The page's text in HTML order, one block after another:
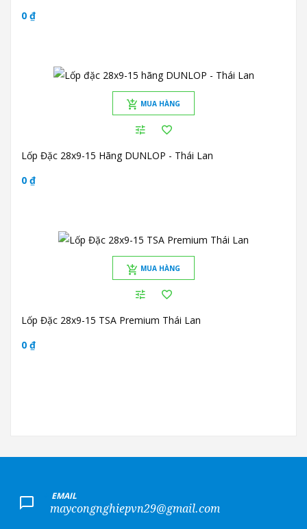
0 ₫
MUA HÀNG
Lốp Đặc 28x9-15 Hãng DUNLOP - Thái Lan
0 ₫
MUA HÀNG
Lốp Đặc 28x9-15 TSA Premium Thái Lan
0 ₫
EMAIL
maycongnghiepvn29@gmail.com